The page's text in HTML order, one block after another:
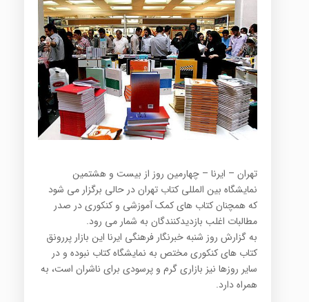
تهران – ایرنا – چهارمین روز از بیست و هشتمین
نمایشگاه بین المللی کتاب تهران در حالی برگزار می شود
که همچنان کتاب های کمک آموزشی و کنکوری در صدر
مطالبات اغلب بازدیدکنندگان به شمار می رود.
به گزارش روز شنبه خبرنگار فرهنگی ایرنا این بازار پررونق
کتاب های کنکوری مختص به نمایشگاه کتاب نبوده و در
سایر روزها نیز بازاری گرم و پرسودی برای ناشران است، به
همراه دارد.